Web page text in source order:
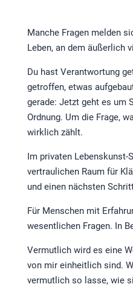
Manche Fragen melden
Leben, an dem äußerlich
Du hast Verantwortung
getroffen, etwas
gerade: Jetzt geht es um
Ordnung. Um die Frage,
wirklich zählt.
Im privaten Lebenskunst-
vertraulichen Raum für
und einen nächsten
Für Menschen mit
wesentlichen Fragen. In
Vermutlich wird es eine
von mir einheitlich sind.
vermutlich so lasse, wie